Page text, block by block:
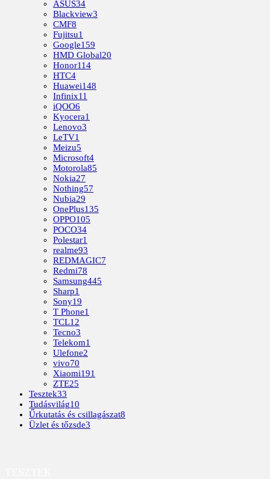
ASUS34
Blackview3
CMF8
Fujitsu1
Google159
HMD Global20
Honor114
HTC4
Huawei148
Infinix11
iQOO6
Kyocera1
Lenovo3
LeTV1
Meizu5
Microsoft4
Motorola85
Nokia27
Nothing57
Nubia29
OnePlus135
OPPO105
POCO34
Polestar1
realme93
REDMAGIC7
Redmi78
Samsung445
Sharp1
Sony19
T Phone1
TCL12
Tecno3
Telekom1
Ulefone2
vivo70
Xiaomi191
ZTE25
Tesztek33
Tudásvilág10
Űrkutatás és csillagászat8
Üzlet és tőzsde3